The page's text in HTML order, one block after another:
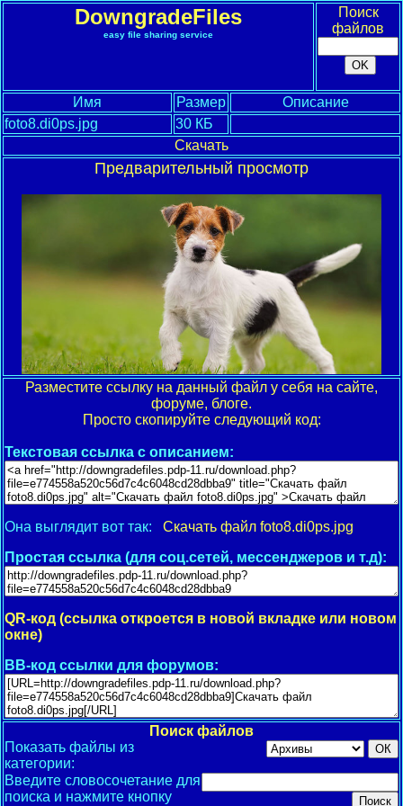
DowngradeFiles
easy file sharing service
Поиск
файлов
Имя Размер
Описание
foto8.di0ps.jpg
30 КБ
Скачать
Предварительный просмотр
Разместите ссылку на данный файл у себя на сайте,
форуме, блоге.
Просто скопируйте следующий код:
Текстовая ссылка с описанием:
Она выглядит вот так: Скачать файл foto8.di0ps.jpg
Простая ссылка (для соц.сетей, мессенджеров и т.д):
QR-код (ссылка откроется в новой вкладке или новом
окне)
BB-код ссылки для форумов:
Поиск файлов
Показать файлы из
категории:
Введите словосочетание для
поиска и нажмите кнопку